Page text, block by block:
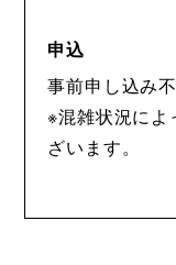
申込
事前申し込み
※混雑状況によ
ざいます。